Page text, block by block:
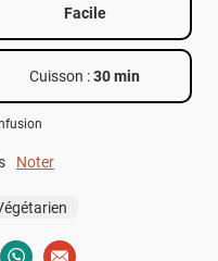
Facile
Cuisson :30 min
5.Noter
twitter
sur pinterest
Partager sur whatsapp
Envoyer à un ami